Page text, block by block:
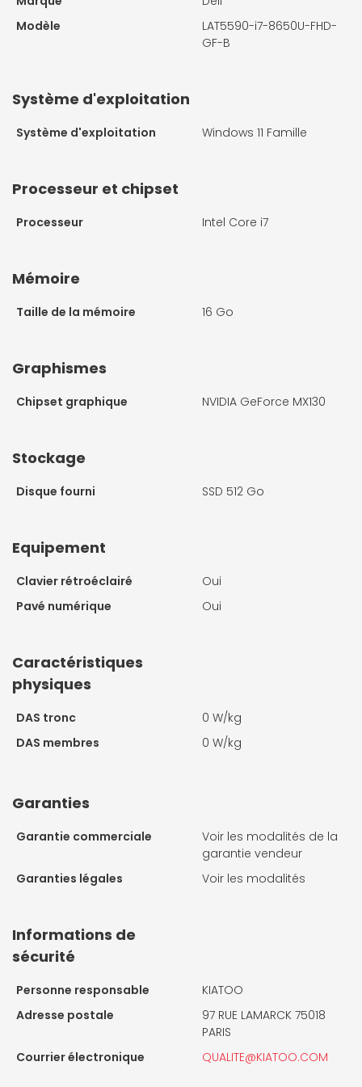
Modèle
LAT5590-i7-8650U-FHD-
GF-B
Système d'exploitation
Système d'exploitation Windows 11 Famille
Processeur et chipset
Processeur Intel Core i7
Mémoire
Taille de la mémoire 16 Go
Graphismes
Chipset graphique NVIDIA GeForce MX130
Stockage
Disque fourni SSD 512 Go
Equipement
Clavier rétroéclairé
Oui
Pavé numérique
Oui
Caractéristiques
physiques
DAS tronc
0 W/kg
DAS membres
0 W/kg
Garanties
Garantie commerciale
Voir les modalités de la
garantie vendeur
Garanties légales
Voir les modalités
Informations de
sécurité
Personne responsable
KIATOO
Adresse postale
97 RUE LAMARCK 75018
PARIS
Courrier électronique
QUALITE@KIATOO.COM